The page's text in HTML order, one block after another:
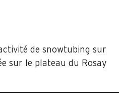
de snowtubing sur
sur le plateau du Rosay